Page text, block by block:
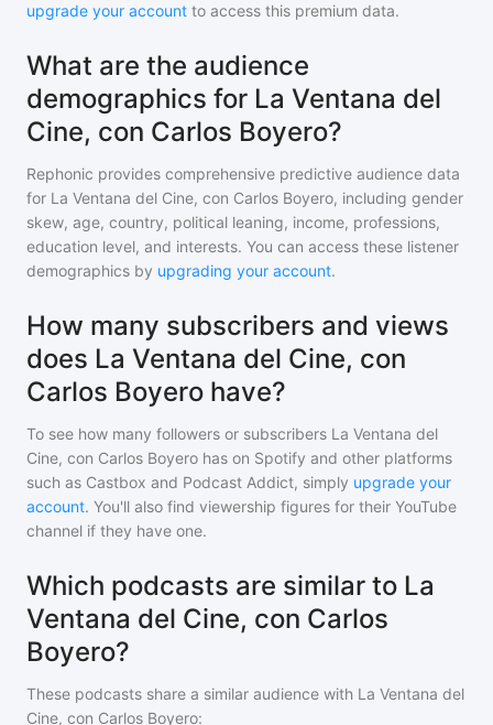
upgrade your account to access this premium data.
What are the audience
demographics for La Ventana del
Cine, con Carlos Boyero?
Rephonic provides comprehensive predictive audience data
for La Ventana del Cine, con Carlos Boyero, including gender
skew, age, country, political leaning, income, professions,
education level, and interests. You can access these listener
demographics by upgrading your account.
How many subscribers and views
does La Ventana del Cine, con
Carlos Boyero have?
To see how many followers or subscribers La Ventana del
Cine, con Carlos Boyero has on Spotify and other platforms
such as Castbox and Podcast Addict, simply upgrade your
account. You'll also find viewership figures for their YouTube
channel if they have one.
Which podcasts are similar to La
Ventana del Cine, con Carlos
Boyero?
These podcasts share a similar audience with La Ventana del
Cine, con Carlos Boyero: